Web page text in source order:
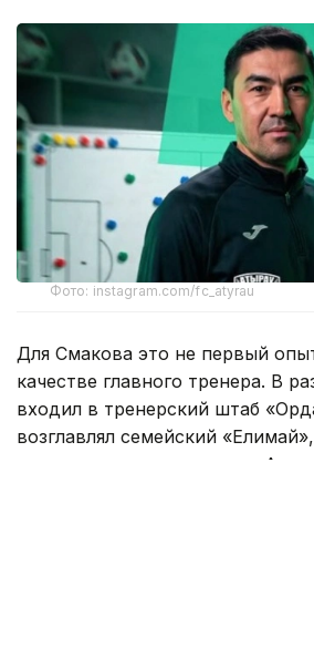
Фото: instagram.com/fc_atyrau
Для Смакова это не первый
качестве главного тренера. В
входил в тренерский штаб
возглавлял семейский
техническим директором